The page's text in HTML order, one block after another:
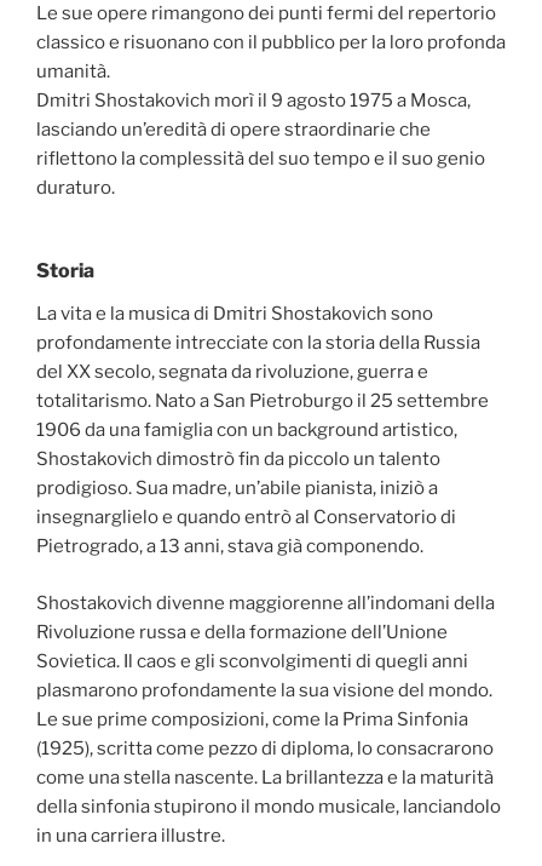
Le sue opere rimangono dei punti fermi del repertorio
classico e risuonano con il pubblico per la loro profonda
umanità.
Dmitri Shostakovich morì il 9 agosto 1975 a Mosca,
lasciando un’eredità di opere straordinarie che
riflettono la complessità del suo tempo e il suo genio
duraturo.
Storia
La vita e la musica di Dmitri Shostakovich sono
profondamente intrecciate con la storia della Russia
del XX secolo, segnata da rivoluzione, guerra e
totalitarismo. Nato a San Pietroburgo il 25 settembre
1906 da una famiglia con un background artistico,
Shostakovich dimostrò fin da piccolo un talento
prodigioso. Sua madre, un’abile pianista, iniziò a
insegnarglielo e quando entrò al Conservatorio di
Pietrogrado, a 13 anni, stava già componendo.
Shostakovich divenne maggiorenne all’indomani della
Rivoluzione russa e della formazione dell’Unione
Sovietica. Il caos e gli sconvolgimenti di quegli anni
plasmarono profondamente la sua visione del mondo.
Le sue prime composizioni, come la Prima Sinfonia
(1925), scritta come pezzo di diploma, lo consacrarono
come una stella nascente. La brillantezza e la maturità
della sinfonia stupirono il mondo musicale, lanciandolo
in una carriera illustre.